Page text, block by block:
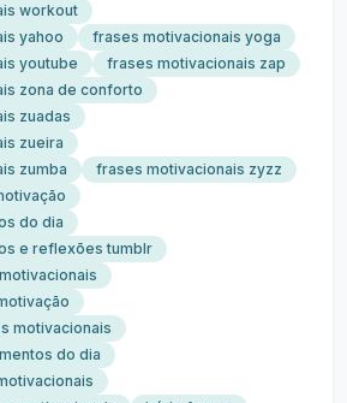
workout
yahoo
frases motivacionais yoga
youtube
frases motivacionais zap
zona de conforto
zuadas
zueira
zumba
frases motivacionais zyzz
do dia
e reflexões tumblr
motivacionais
do dia